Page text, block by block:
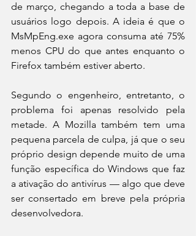
de março, chegando a toda a base de
usuários logo depois. A ideia é que o
MsMpEng.exe agora consuma até 75%
menos CPU do que antes enquanto o
Firefox também estiver aberto.
Segundo o engenheiro, entretanto, o
problema foi apenas resolvido pela
metade. A Mozilla também tem uma
pequena parcela de culpa, já que o seu
próprio design depende muito de uma
função específica do Windows que faz
a ativação do antivírus — algo que deve
ser consertado em breve pela própria
desenvolvedora.